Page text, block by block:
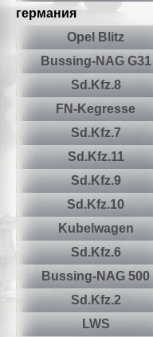
германия
Opel Blitz
Bussing-NAG G31
Sd.Kfz.8
FN-Kegresse
Sd.Kfz.7
Sd.Kfz.11
Sd.Kfz.9
Sd.Kfz.10
Kubelwagen
Sd.Kfz.6
Bussing-NAG 500
Sd.Kfz.2
LWS